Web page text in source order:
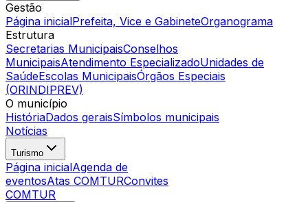
Gestão
Página inicialPrefeita, Vice e GabineteOrganograma
Estrutura
Secretarias MunicipaisConselhos
MunicipaisAtendimento EspecializadoUnidades de
SaúdeEscolas MunicipaisÓrgãos Especiais
(ORINDIPREV)
O município
HistóriaDados geraisSímbolos municipais
Notícias
Turismo
Página inicialAgenda de
eventosAtas COMTURConvites
COMTUR